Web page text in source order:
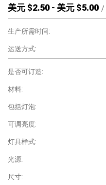
美元 $2.50 - 美元 $5.00 /
生产所需时间:
运送方式:
是否可订造:
材料:
包括灯泡:
可调亮度:
灯具样式:
光源:
尺寸: